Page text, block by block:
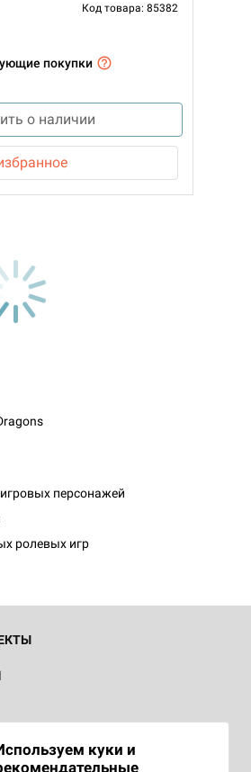
Код товара: 85382
покупки
о наличии
персонажей
ролевых игр
куки и